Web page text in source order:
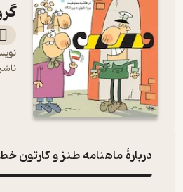
ناشر
دربارۀ ماهنامه طنز و کارتون